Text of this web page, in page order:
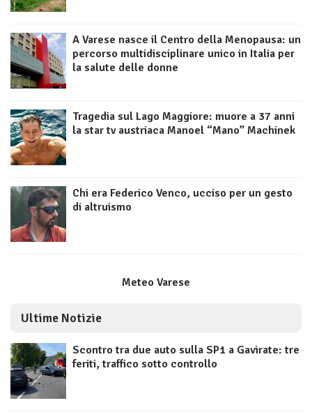
A Varese nasce il Centro della Menopausa: un
percorso multidisciplinare unico in Italia per
la salute delle donne
Tragedia sul Lago Maggiore: muore a 37 anni
la star tv austriaca Manoel “Mano” Machinek
Chi era Federico Venco, ucciso per un gesto
di altruismo
Meteo Varese
Ultime Notizie
Scontro tra due auto sulla SP1 a Gavirate: tre
feriti, traffico sotto controllo